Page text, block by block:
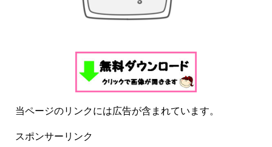
当ページのリンクには広告が含まれています。
スポンサーリンク